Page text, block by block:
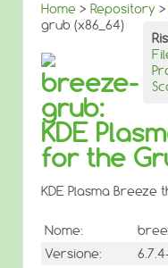
Home > Repository >
grub (x86_64)
breeze-
grub:
KDE
for the
KDE Plasma
Nome:
Versione: